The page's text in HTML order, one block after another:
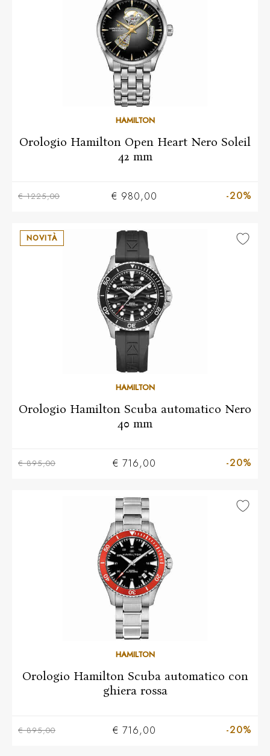
HAMILTON
Orologio Hamilton Open Heart Nero Soleil
42 mm
€ 1225,00 € 980,00 -20%
NOVITÀ
HAMILTON
Orologio Hamilton Scuba automatico Nero
40 mm
€ 895,00 € 716,00 -20%
HAMILTON
Orologio Hamilton Scuba automatico con
ghiera rossa
€ 895,00 € 716,00 -20%